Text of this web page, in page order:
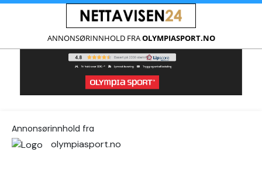
ANNONSØRINNHOLD FRAOLYMPIASPORT.NO
Annonsørinnhold fra
olympiasport.no